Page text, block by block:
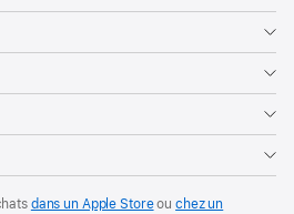
dans un Apple Storeouchez un